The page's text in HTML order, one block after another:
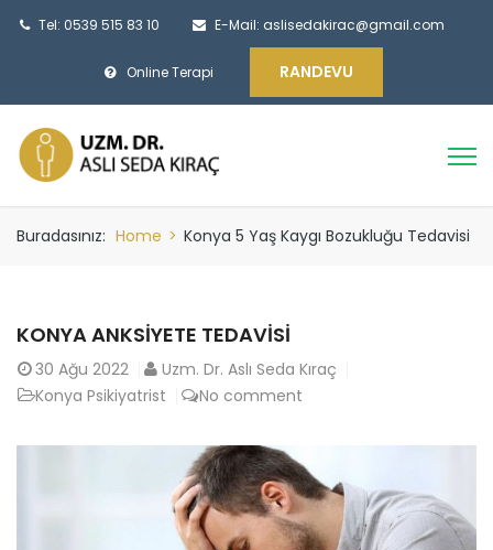
Tel: 0539 515 83 10 E-Mail: aslisedakirac@gmail.com
Online Terapi RANDEVU
Buradasınız: Home > Konya 5 Yaş Kaygı Bozukluğu Tedavisi
KONYA ANKSIYETE TEDAVISI
30 Ağu 2022
Uzm. Dr. Aslı Seda Kıraç
Konya Psikiyatrist
No comment